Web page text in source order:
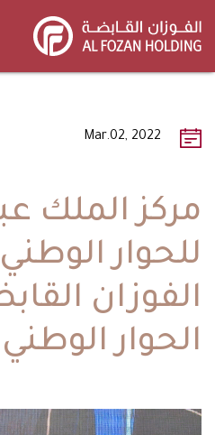
main
Mar.02, 2022
مركز الملك
للحوار
الفوزان
الحوار الوطني